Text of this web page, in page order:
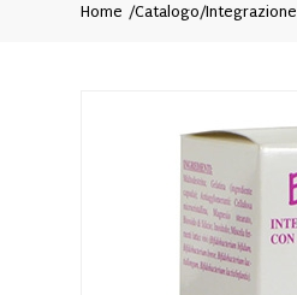
Home Catalogo/